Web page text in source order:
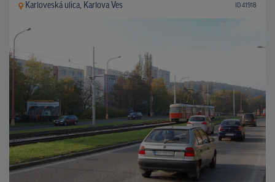
Karloveská ulica, Karlova Ves ID 41918